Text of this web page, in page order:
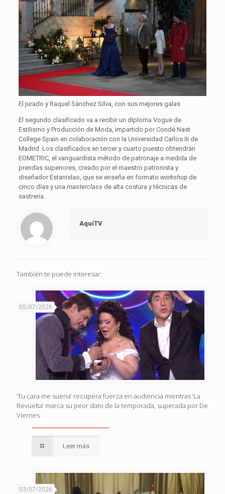
El jurado y Raquel Sánchez Silva, con sus mejores galas
El segundo clasificado va a recibir un diploma Vogue de
Estilismo y Producción de Moda, impartido por Condé Nast
College Spain en colaboración con la Universidad Carlos III de
Madrid. Los clasificados en tercer y cuarto puesto obtendrán
EOMETRIC, el vanguardista método de patronaje a medida de
prendas superiores, creado por el maestro patronista y
diseñador Estanislao, que se enseña en formato workshopde
cinco días y una masterclass de alta costura y técnicas de
sastrería.
AquíTV
También te puede interesar:
05/07/2026
‘Tu cara me suena’ recupera fuerza en audiencia mientras ‘La
Revuelta’ marca su peor dato de la temporada, superada por De
Viernes
Leer más
03/07/2026